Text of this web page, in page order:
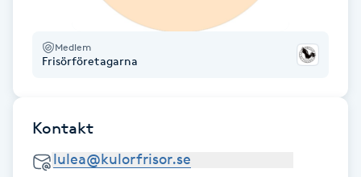
Medlem
Frisörföretagarna
Kontakt